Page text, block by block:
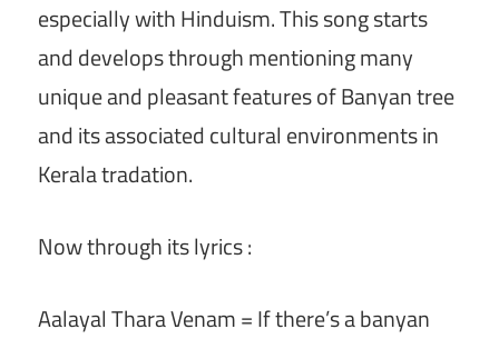
especially with Hinduism. This song starts
and develops through mentioning many
unique and pleasant features of Banyan tree
and its associated cultural environments in
Kerala tradation.
Now through its lyrics :
Aalayal Thara Venam = If there’s a banyan